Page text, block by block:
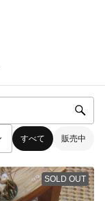
すべて 販売中
SOLD OUT